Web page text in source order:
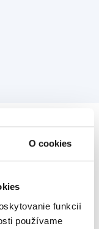
O cookies
funkcií
používame
knihy